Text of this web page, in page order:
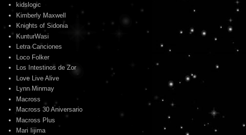
kidslogic
Kimberly Maxwell
Knights of Sidonia
KunturWasi
Letra Canciones
Loco Folker
Los Intestinos de Zor
Love Live Alive
Lynn Minmay
Macross
Macross 30 Aniversario
Macross Plus
Mari Iijima